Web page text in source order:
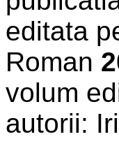
editata
Roman
volum
autorii: